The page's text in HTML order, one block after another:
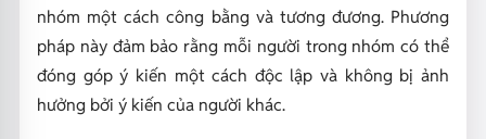
nhóm một cách công bằng và tương đương. Phương
pháp này đảm bảo rằng mỗi người trong nhóm có thể
đóng góp ý kiến một cách độc lập và không bị ảnh
hưởng bởi ý kiến của người khác.